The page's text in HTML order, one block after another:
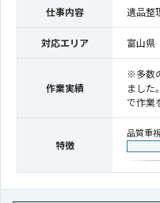
仕事内容 遺品整
対応エリア 富山県
作業実績
※多数
ました
で作業
特徴
品質重視